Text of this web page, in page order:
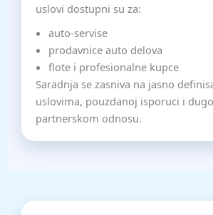
uslovi dostupni su za:
auto-servise
prodavnice auto delova
flote i profesionalne kupce
Saradnja se zasniva na jasno
uslovima, pouzdanoj isporuci i
partnerskom odnosu.